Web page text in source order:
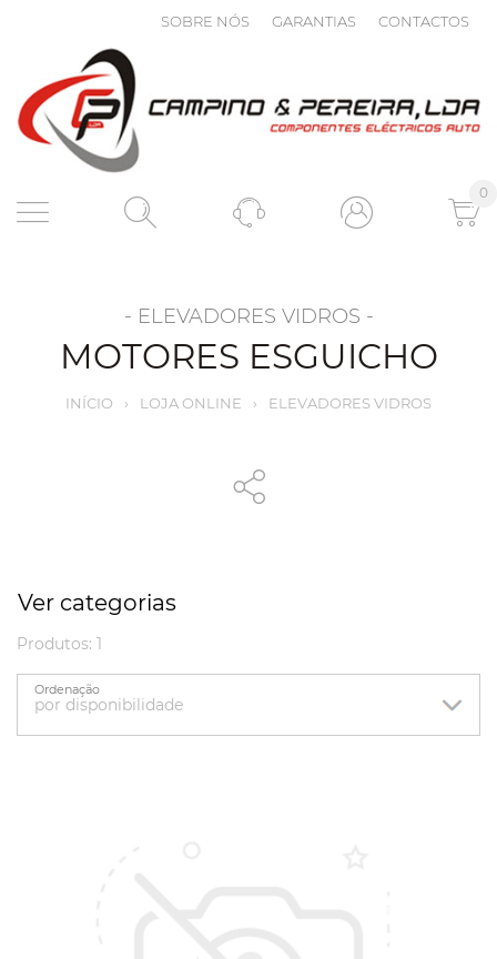
SOBRE NÓS GARANTIAS CONTACTOS
0
- ELEVADORES VIDROS -
MOTORES ESGUICHO
INÍCIO › LOJA ONLINE › ELEVADORES VIDROS
Ver categorias
Produtos: 1
Ordenação